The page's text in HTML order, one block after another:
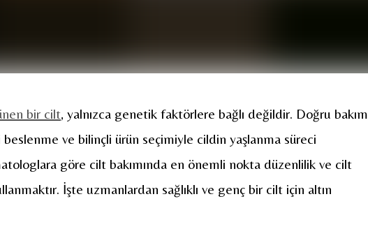
bir cilt, yalnızca genetik faktörlere bağlı değildir. Doğru bakım
beslenme ve bilinçli ürün seçimiyle cildin yaşlanma süreci
göre cilt bakımında en önemli nokta düzenlilik ve cilt
İşte uzmanlardan sağlıklı ve genç bir cilt için altın